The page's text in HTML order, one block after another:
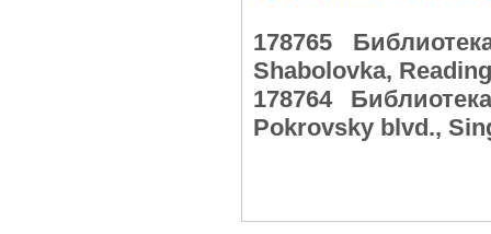
178765
Shabolovka,
178764
Pokrovsky blvd.,